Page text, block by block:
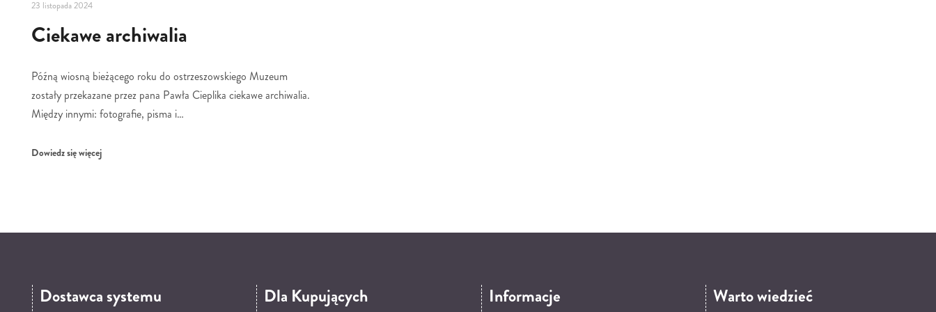
23 listopada 2024
Ciekawe archiwalia
Późną wiosną bieżącego roku do ostrzeszowskiego Muzeum
zostały przekazane przez pana Pawła Cieplika ciekawe archiwalia.
Między innymi: fotografie, pisma i…
Dowiedz się więcej
Dostawca systemu Dla Kupujących Informacje Warto wiedzieć